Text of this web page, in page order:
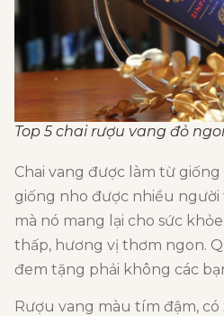
Top 5 chai rượu vang đỏ
Chai vang được làm từ
giống nho được nhiều
mà nó mang lại cho sức
thấp, hương vị thơm ngon.
đem tặng phải không các
Rượu vang màu tím đậm,